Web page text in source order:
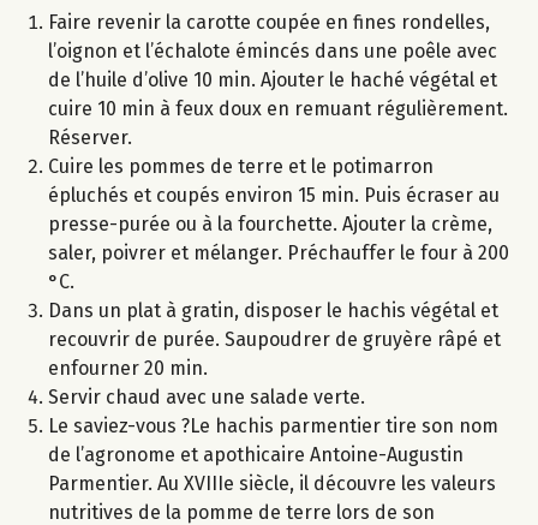
Faire revenir la carotte coupée en fines rondelles,
l’oignon et l’échalote émincés dans une poêle avec
de l’huile d’olive 10 min. Ajouter le haché végétal et
cuire 10 min à feux doux en remuant régulièrement.
Réserver.
Cuire les pommes de terre et le potimarron
épluchés et coupés environ 15 min. Puis écraser au
presse-purée ou à la fourchette. Ajouter la crème,
saler, poivrer et mélanger. Préchauffer le four à 200
°C.
Dans un plat à gratin, disposer le hachis végétal et
recouvrir de purée. Saupoudrer de gruyère râpé et
enfourner 20 min.
Servir chaud avec une salade verte.
Le saviez-vous ?Le hachis parmentier tire son nom
de l’agronome et apothicaire Antoine-Augustin
Parmentier. Au XVIIIe siècle, il découvre les valeurs
nutritives de la pomme de terre lors de son